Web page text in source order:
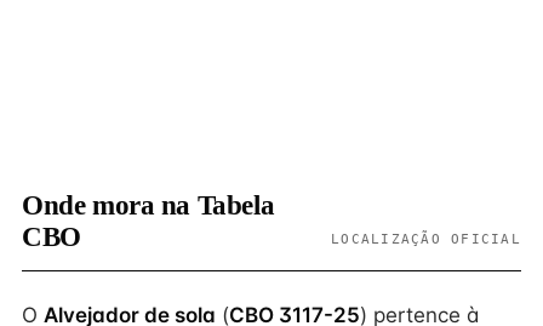
Onde mora na Tabela
CBO
LOCALIZAÇÃO OFICIAL
O Alvejador de sola (CBO 3117-25) pertence à